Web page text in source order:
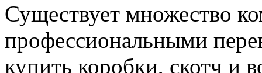
Существует множество
профессиональными
купить коробки, скотч и